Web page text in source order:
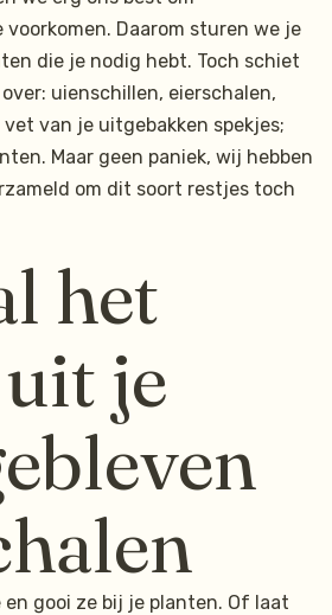
Daarom sturen we je
die je nodig hebt. Toch schiet
uienschillen, eierschalen,
van je uitgebakken spekjes;
Maar geen paniek, wij hebben
om dit soort restjes toch
het
je
en gooi ze bij je planten. Of laat